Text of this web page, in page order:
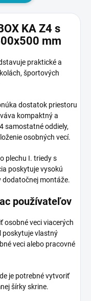
KA Z4 s
mm
praktické a
športových
dostatok priestoru
kompaktný a
samostatné oddiely,
osobných vecí.
plechu I. triedy s
poskytuje vysokú
dodatočnej montáže.
používateľov
osobné veci viacerých
poskytuje vlastný
veci alebo pracovné
je potrebné vytvoriť
šírky skrine.